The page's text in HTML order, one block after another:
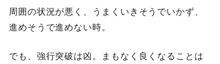
周囲の状況が悪く、うまくいきそうでいかず、
進めそうで進めない時。
でも、強行突破は凶。まもなく良くなることは